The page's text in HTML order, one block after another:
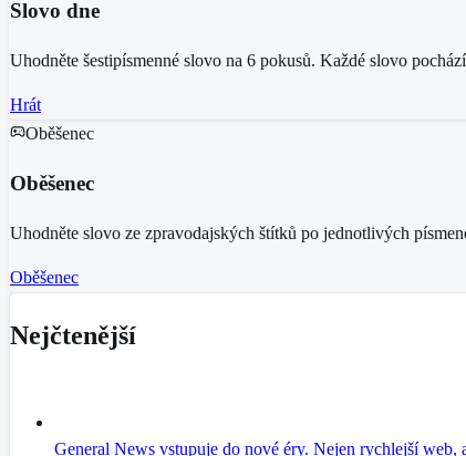
Slovo dne
Uhodněte šestipísmenné slovo na 6 pokusů. Každé slovo
Hrát
Oběšenec
Oběšenec
Uhodněte slovo ze zpravodajských štítků po jednotlivých
Oběšenec
Nejčtenější
General News vstupuje do nové éry. Nejen rychlejší